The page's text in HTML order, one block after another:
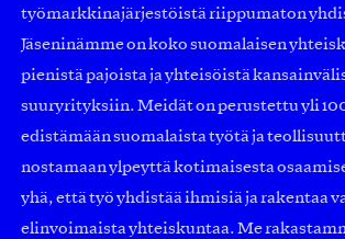
työmarkkinajärjestöistä riippumaton
Jäseninämme on koko suomalaisen
pienistä pajoista ja yhteisöistä
suuryrityksiin. Meidät on perustettu yli
edistämään suomalaista työtä ja
nostamaan ylpeyttä kotimaisesta
yhä, että työ yhdistää ihmisiä ja rakentaa
elinvoimaista yhteiskuntaa. Me